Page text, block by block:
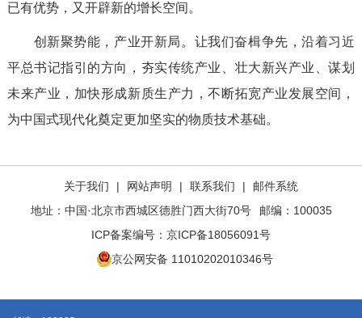
已有优势，又开辟新的增长空间。
创新聚势能，产业开新局。让我们奋楫争先，沿着习近
平总书记指引的方向，夯实传统产业、壮大新兴产业、谋划
未来产业，加快形成新质生产力，不断拓宽产业发展空间，
为中国式现代化奠定更加坚实的物质技术基础。
关于我们 | 网站声明 | 联系我们 |
邮件系统
地址：中国·北京市西城区德胜门西大街70号
邮编：100035
ICP备案编号： 京ICP备18056091号
京公网安备 11010202010346号